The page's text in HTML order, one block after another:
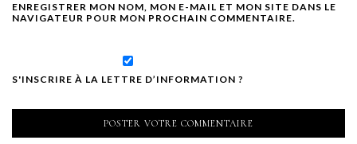
ENREGISTRER MON NOM, MON E-MAIL ET MON SITE DANS LE
NAVIGATEUR POUR MON PROCHAIN COMMENTAIRE.
S'INSCRIRE À LA LETTRE D’INFORMATION ?